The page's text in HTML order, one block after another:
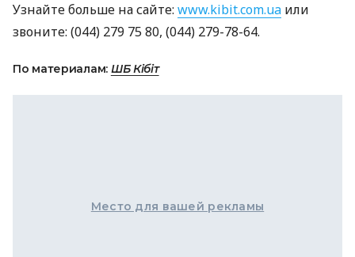
Узнайте больше на сайте: www.kibit.com.ua или
звоните: (044) 279 75 80, (044) 279-78-64.
По материалам: ШБ Кібіт
Место для вашей рекламы